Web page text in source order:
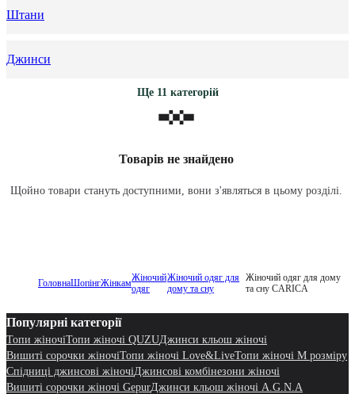
Штани
Джинси
Ще 11 категорій
Товарів не знайдено
Щойно товари стануть доступними, вони з'являться в цьому розділі.
ГоловнаШопінгЖінкамЖіночий
одяг
Жіночий одяг для
дому та сну
Жіночий одяг для дому
та сну CARICA
Популярні категорії
Топи жіночіТопи жіночі QUZUДжинси кльош жіночі
Вишиті сорочки жіночіТопи жіночі Love&LiveТопи жіночі M розміру
Спідниці джинсові жіночіДжинсові комбінезони жіночі
Вишиті сорочки жіночі GepurДжинси кльош жіночі A.G.N.A